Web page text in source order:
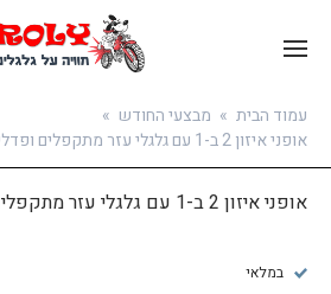
בואו להירשם
עמוד הבית » מבצעי החודש »
אופני איזון 2 ב-1 עם גלגלי עזר מתקפלים ופדלים אדום
אופני איזון 2 ב-1 עם גלגלי עזר מתקפלים ופדלים אדום
במלאי